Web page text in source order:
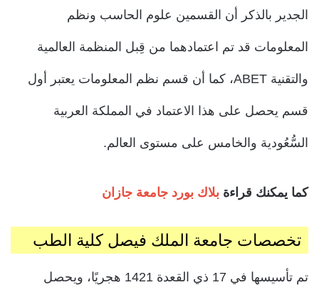
الجدير بالذكر أن القسمين علوم الحاسب ونظم
المعلومات قد تم اعتمادهما من قِبل المنظمة العالمية
والتقنية ABET، كما أن قسم نظم المعلومات يعتبر أول
قسم يحصل على هذا الاعتماد في المملكة العربية
السُّعُودية والخامس على مستوى العالم.
كما يمكنك قراءة بلاك بورد جامعة جازان
تخصصات جامعة الملك فيصل كلية الطب
تم تأسيسها في 17 ذي القعدة 1421 هجريًا، ويحصل